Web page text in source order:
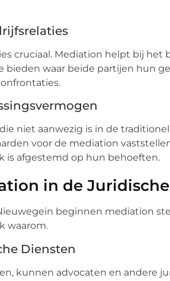
cruciaal. Mediation helpt bij het
bieden waar beide partijen hun
niet aanwezig is in de
voor de mediation
is afgestemd op hun behoeften.
in de
beginnen mediation
waarom.
Diensten
kunnen advocaten en andere